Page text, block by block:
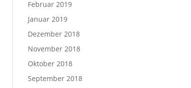
Februar 2019
Januar 2019
Dezember 2018
November 2018
Oktober 2018
September 2018